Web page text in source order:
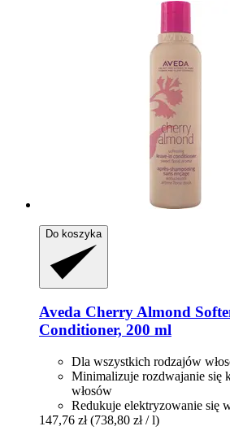
Do koszyka
Aveda Cherry Almond
Conditioner, 200 ml
Dla wszystkich rodzajów
Minimalizuje rozdwajanie się
włosów
Redukuje elektryzowanie się
147,76 zł (738,80 zł / l)